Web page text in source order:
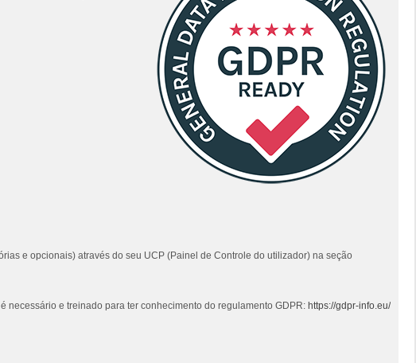
e opcionais) através do seu UCP (Painel de Controle do utilizador) na seção
necessário e treinado para ter conhecimento do regulamento GDPR: https://gdpr-info.eu/